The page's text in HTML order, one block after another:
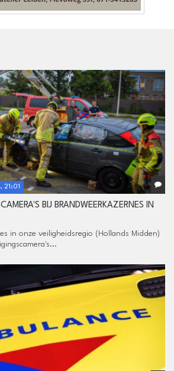
21:01
BIJ BRANDWEERKAZERNES IN
in onze veiligheidsregio (Hollands Midden)